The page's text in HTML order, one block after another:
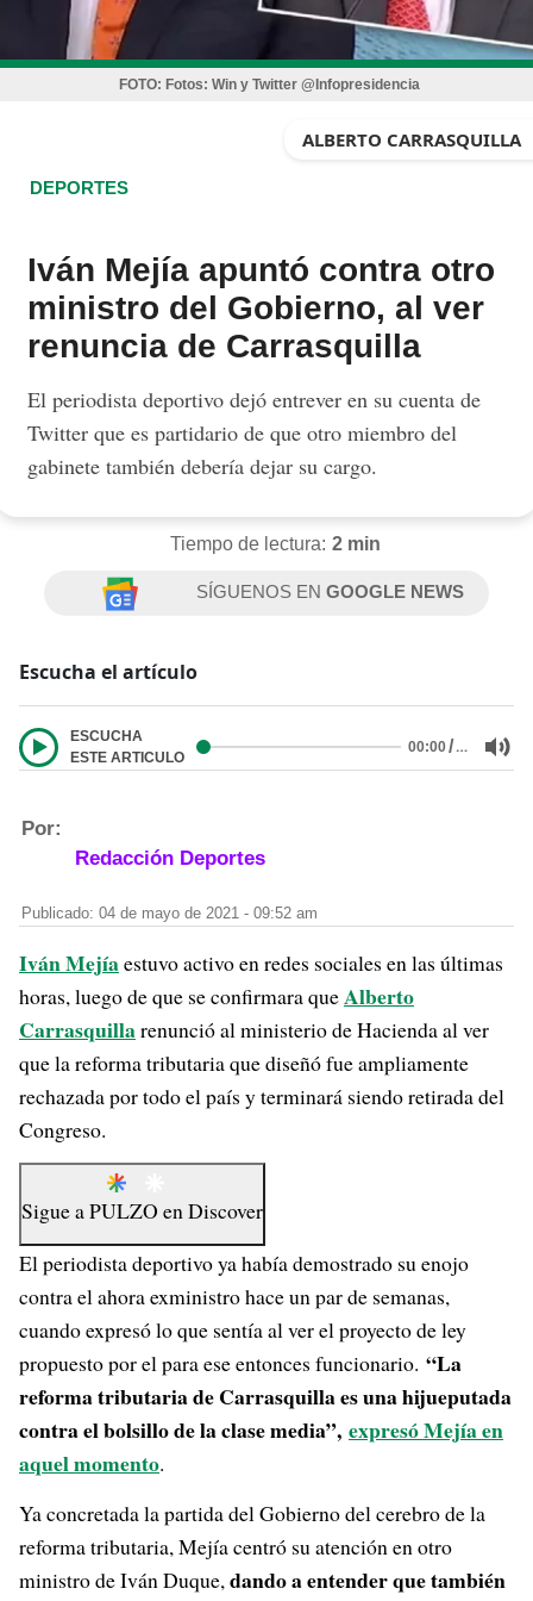
FOTO: Fotos: Win y Twitter @Infopresidencia
ALBERTO CARRASQUILLA
DEPORTES
Iván Mejía apuntó contra otro
ministro del Gobierno, al ver
renuncia de Carrasquilla
El periodista deportivo dejó entrever en su cuenta de
Twitter que es partidario de que otro miembro del
gabinete también debería dejar su cargo.
Tiempo de lectura: 2 min
SÍGUENOS ENGOOGLE NEWS
Escucha el artículo
ESCUCHA
ESTE ARTICULO
00:00/…
Por:
Redacción Deportes
Publicado: 04 de mayo de 2021 - 09:52 am
Iván Mejíaestuvo activo en redes sociales en las últimas
horas, luego de que se confirmara queAlberto
Carrasquillarenunció al ministerio de Hacienda al ver
que la reforma tributaria que diseñó fue ampliamente
rechazada por todo el país y terminará siendo retirada del
Congreso.
Sigue aPULZO enDiscover
El periodista deportivo ya había demostrado su enojo
contra el ahora exministro hace un par de semanas,
cuando expresó lo que sentía al ver el proyecto de ley
propuesto por el para ese entonces funcionario. “La
reforma tributaria de Carrasquilla es una hijueputada
contra el bolsillo de la clase media”, expresó Mejía en
aquel momento.
Ya concretada la partida del Gobierno del cerebro de la
reforma tributaria, Mejía centró su atención en otro
ministro de Iván Duque,dando a entender que también